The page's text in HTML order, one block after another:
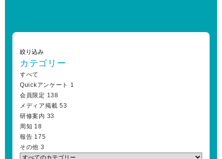
絞り込み
カテゴリー
すべて
Quickアンケート
1
会員限定 138
メディア掲載 53
研修案内 33
周知 18
報告 175
その他 3